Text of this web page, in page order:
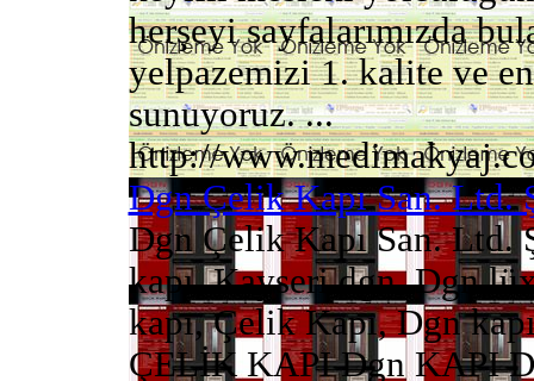
herşeyi sayfalarımızda
yelpazemizi 1. kalite ve
sunuyoruz. ...
http://
Dgn Çelik Kapı San. Ltd.
Dgn Çelik Kapı San. Ltd.
kapı, Kayseri dgn, Dgn
kapı, Çelik Kapı, Dgn
ÇELİK KAPI Dgn KAPI